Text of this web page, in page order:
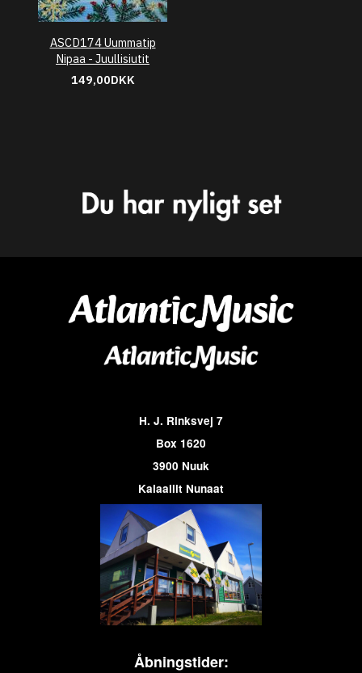
ASCD174 Uummatip
Nipaa - Juullisiutit
149,00DKK
H. J. Rinksvej 7
Box 1620
3900 Nuuk
Kalaallit Nunaat
Åbningstider: